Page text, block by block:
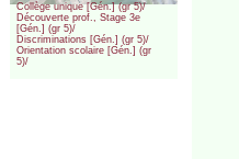
Collège unique [Gén.] (gr 5)/
Découverte prof., Stage 3e
[Gén.] (gr 5)/
Discriminations [Gén.] (gr 5)/
Orientation scolaire [Gén.] (gr
5)/